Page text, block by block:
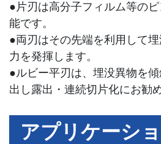
●片刃は高分子フィルム等の
能です。
●両刃はその先端を利用して
力を発揮します。
●ルビー平刃は、埋没異物を
出し露出・連続切片化にお勧
アプリケーシ